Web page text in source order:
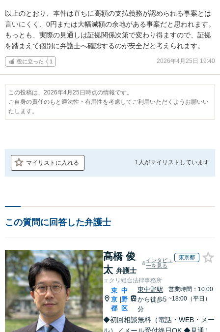
以上のとおり、本件は直ちに高額の支払義務が認められる事案とは
言いにくく、0円または大幅減額の余地がある事案だと思われます。
もっとも、実際の見通しは証拠関係次第で変わり得ますので、証拠
を踏まえて個別に弁護士へ確認するのが安全だと考えられます。
役に立った 1 2026年4月25日 19:40
この投稿は、2026年4月25日時点の情報です。
ご自身の責任のもと適法性・有用性を考慮してご利用いただくようお願いい
たします。
マイリストに入れる 1人がマイリストしています
この質問に回答した弁護士
髙橋 俊
太 弁護士
インタビュ
ーを見る
東京都
エクリ総合法律事務所
東
京
都
中
野
区
東中野駅
から徒歩5
分
営業時間：10:00
~18:00（平日）
◆初回相談無料（電話・WEB・メー
ル）／メール受付終日OK ◆見通し